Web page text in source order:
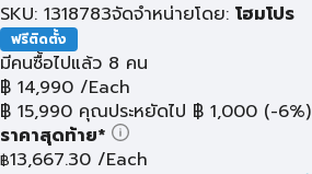
SKU: 1318783จัดจำหน่ายโดย: โฮมโปร
ฟรีติดตั้ง
มีคนซื้อไปแล้ว 8 คน
฿ 14,990 /Each
฿ 15,990 คุณประหยัดไป ฿ 1,000 (-6%)
ราคาสุดท้าย*
฿13,667.30 /Each